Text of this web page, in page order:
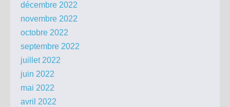
décembre 2022
novembre 2022
octobre 2022
septembre 2022
juillet 2022
juin 2022
mai 2022
avril 2022